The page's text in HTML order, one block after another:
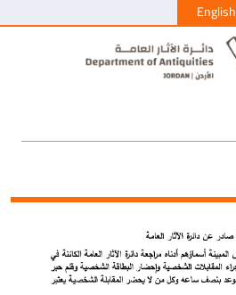
English